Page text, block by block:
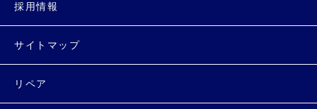
採用情報
サイトマップ
リペア